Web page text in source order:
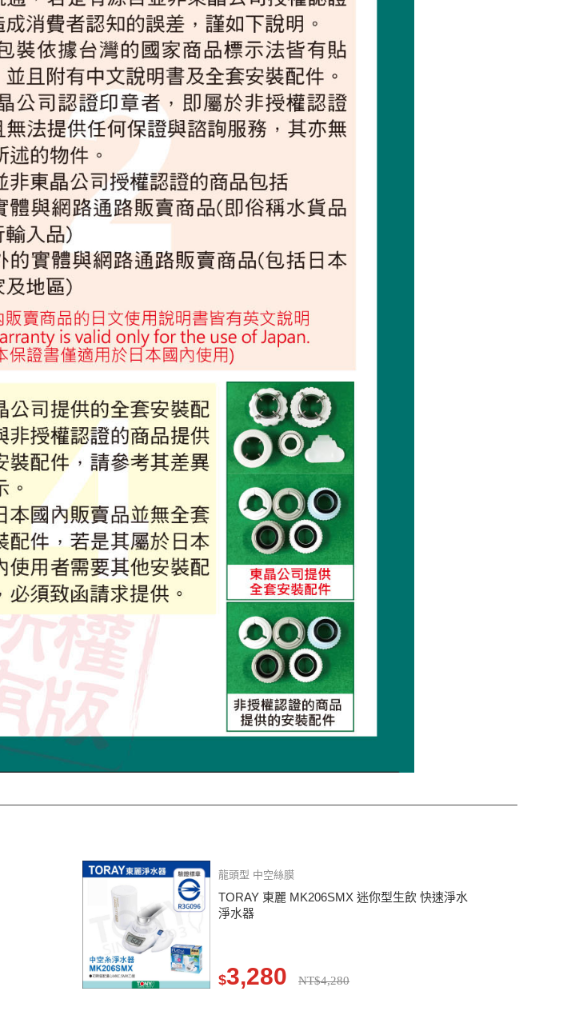
龍頭型 中空絲膜
TORAY 東麗 MK206SMX 迷你型生飲 快速淨水
淨水器
$3,280 NT$4,280